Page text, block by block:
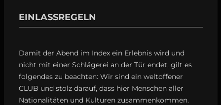
EINLASSREGELN
Damit der Abend im Index ein Erlebnis wird und
nicht mit einer Schlägerei an der Tür endet, gilt es
folgendes zu beachten: Wir sind ein weltoffener
CLUB und stolz darauf, dass hier Menschen aller
Nationalitäten und Kulturen zusammenkommen.